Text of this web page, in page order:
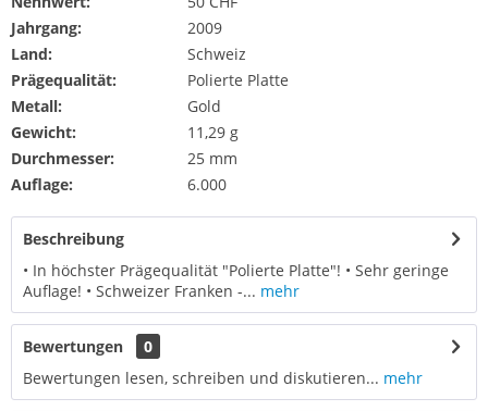
Jahrgang:
2009
Land:
Schweiz
Prägequalität:
Polierte Platte
Metall:
Gold
Gewicht:
11,29 g
Durchmesser:
25 mm
Auflage:
6.000
Beschreibung
• In höchster Prägequalität "Polierte Platte"! • Sehr geringe
Auflage! • Schweizer Franken -... mehr
Bewertungen
0
Bewertungen lesen, schreiben und diskutieren... mehr